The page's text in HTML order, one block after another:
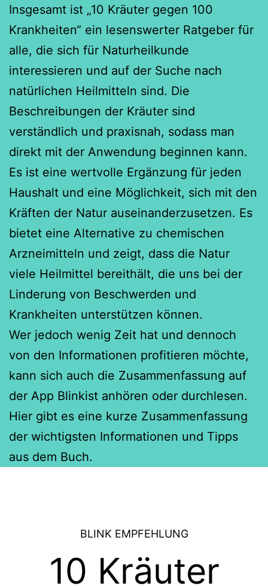
Insgesamt ist „10 Kräuter gegen 100
Krankheiten“ ein lesenswerter Ratgeber für
alle, die sich für Naturheilkunde
interessieren und auf der Suche nach
natürlichen Heilmitteln sind. Die
Beschreibungen der Kräuter sind
verständlich und praxisnah, sodass man
direkt mit der Anwendung beginnen kann.
Es ist eine wertvolle Ergänzung für jeden
Haushalt und eine Möglichkeit, sich mit den
Kräften der Natur auseinanderzusetzen. Es
bietet eine Alternative zu chemischen
Arzneimitteln und zeigt, dass die Natur
viele Heilmittel bereithält, die uns bei der
Linderung von Beschwerden und
Krankheiten unterstützen können.
Wer jedoch wenig Zeit hat und dennoch
von den Informationen profitieren möchte,
kann sich auch die Zusammenfassung auf
der App Blinkist anhören oder durchlesen.
Hier gibt es eine kurze Zusammenfassung
der wichtigsten Informationen und Tipps
aus dem Buch.
BLINK EMPFEHLUNG
10 Kräuter